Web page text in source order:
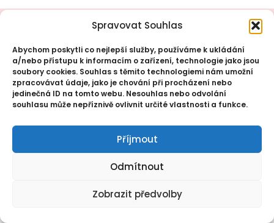
Spravovat Souhlas
Abychom poskytli co nejlepší služby, používáme k ukládání
a/nebo přístupu k informacím o zařízení, technologie jako jsou
soubory cookies. Souhlas s těmito technologiemi nám umožní
zpracovávat údaje, jako je chování při procházení nebo
jedinečná ID na tomto webu. Nesouhlas nebo odvolání
souhlasu může nepříznivě ovlivnit určité vlastnosti a funkce.
Příjmout
Odmítnout
Zobrazit předvolby
© 2026 @dejfvaclavik . All Rights Reserved.